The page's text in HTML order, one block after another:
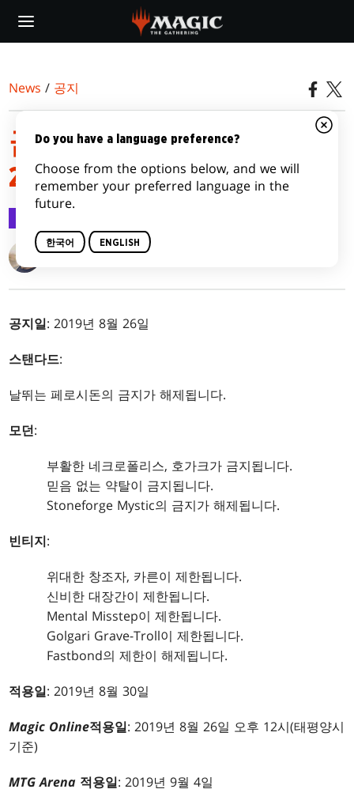
main
News / 공지
금지 및 제한 목록 공지:
2019년 8월 26일
Ian Duke
공지일: 2019년 8월 26일
스탠다드:
날뛰는 페로시돈의 금지가 해제됩니다.
모던:
부활한 네크로폴리스, 호가크가 금지됩니다.
믿음 없는 약탈이 금지됩니다.
Stoneforge Mystic의 금지가 해제됩니다.
빈티지:
위대한 창조자, 카른이 제한됩니다.
신비한 대장간이 제한됩니다.
Mental Misstep이 제한됩니다.
Golgari Grave-Troll이 제한됩니다.
Fastbond의 제한이 해제됩니다.
적용일: 2019년 8월 30일
Magic Online적용일: 2019년 8월 26일 오후 12시(태평양시
기준)
MTG Arena 적용일: 2019년 9월 4일
Do you have a language preference?
Choose from the options below, and we will
remember your preferred language in the
future.
한국어 ENGLISH